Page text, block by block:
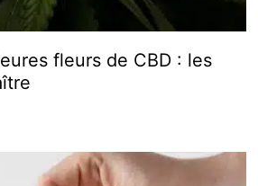
fleurs de CBD : les